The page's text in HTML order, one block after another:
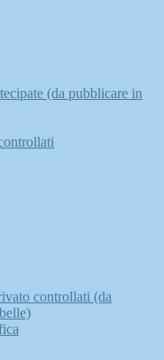
(da pubblicare in
controllati (da